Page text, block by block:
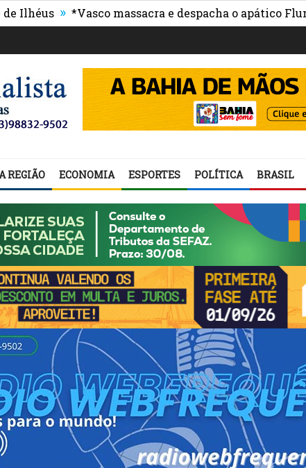
» *Vasco massacra e despacha o apático Fluminense
REGIÃO ECONOMIA ESPORTES POLÍTICA BRASIL